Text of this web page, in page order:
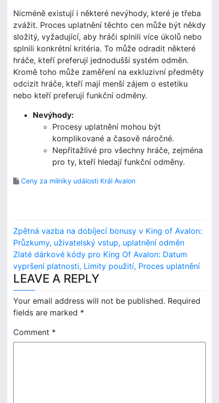
Nicméně existují i některé nevýhody, které je třeba
zvážit. Proces uplatnění těchto cen může být někdy
složitý, vyžadující, aby hráči splnili více úkolů nebo
splnili konkrétní kritéria. To může odradit některé
hráče, kteří preferují jednodušší systém odměn.
Kromě toho může zaměření na exkluzivní předměty
odcizit hráče, kteří mají menší zájem o estetiku
nebo kteří preferují funkční odměny.
Nevýhody:
Procesy uplatnění mohou být
komplikované a časově náročné.
Nepřitažlivé pro všechny hráče, zejména
pro ty, kteří hledají funkční odměny.
Ceny za milníky události Král Avalon
P
o
s
t
n
a
v
Zpětná vazba na dobíjecí bonusy v King of Avalon:
Průzkumy, uživatelský vstup, uplatnění odměn
Zlaté dárkové kódy pro King Of Avalon: Datum
vypršení platnosti, Limity použití, Proces uplatnění
LEAVE A REPLY
Your email address will not be published. Required
fields are marked *
Comment *